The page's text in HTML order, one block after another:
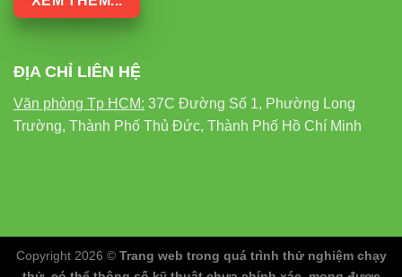
ĐỊA CHỈ LIÊN HỆ
Văn phòng Tp HCM: 37C Đường Số 1, Phường Long
Trường, Thành Phố Thủ Đức, Thành Phố Hồ Chí Minh
Copyright 2026 © Trang web trong quá trình thử nghiệm chạy